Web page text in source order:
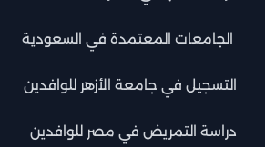
الجامعات المعتمدة في السعودية
التسجيل في جامعة الأزهر للوافدين
دراسة التمريض في مصر للوافدين